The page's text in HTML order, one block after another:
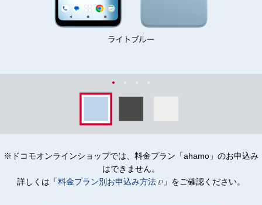
※ドコモオンラインショップでは、料金プラン「ahamo」のお申込み
はできません。
詳しくは「料金プラン別お申込み方法 」をご確認ください。